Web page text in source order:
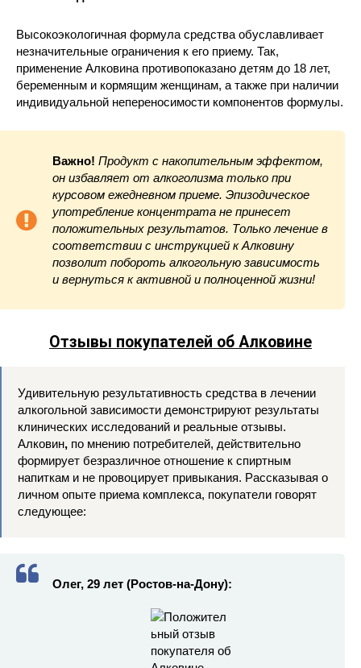
Высокоэкологичная формула средства обуславливает
незначительные ограничения к его приему. Так,
применение Алковина противопоказано детям до 18 лет,
беременным и кормящим женщинам, а также при наличии
индивидуальной непереносимости компонентов формулы.
Важно! Продукт с накопительным эффектом,
он избавляет от алкоголизма только при
курсовом ежедневном приеме. Эпизодическое
употребление концентрата не принесет
положительных результатов. Только лечение в
соответствии с инструкцией к Алковину
позволит побороть алкогольную зависимость
и вернуться к активной и полноценной жизни!
Отзывы покупателей об Алковине
Удивительную результативность средства в лечении
алкогольной зависимости демонстрируют результаты
клинических исследований и реальные отзывы.
Алковин, по мнению потребителей, действительно
формирует безразличное отношение к спиртным
напиткам и не провоцирует привыкания. Рассказывая о
личном опыте приема комплекса, покупатели говорят
следующее:
Олег, 29 лет (Ростов-на-Дону):